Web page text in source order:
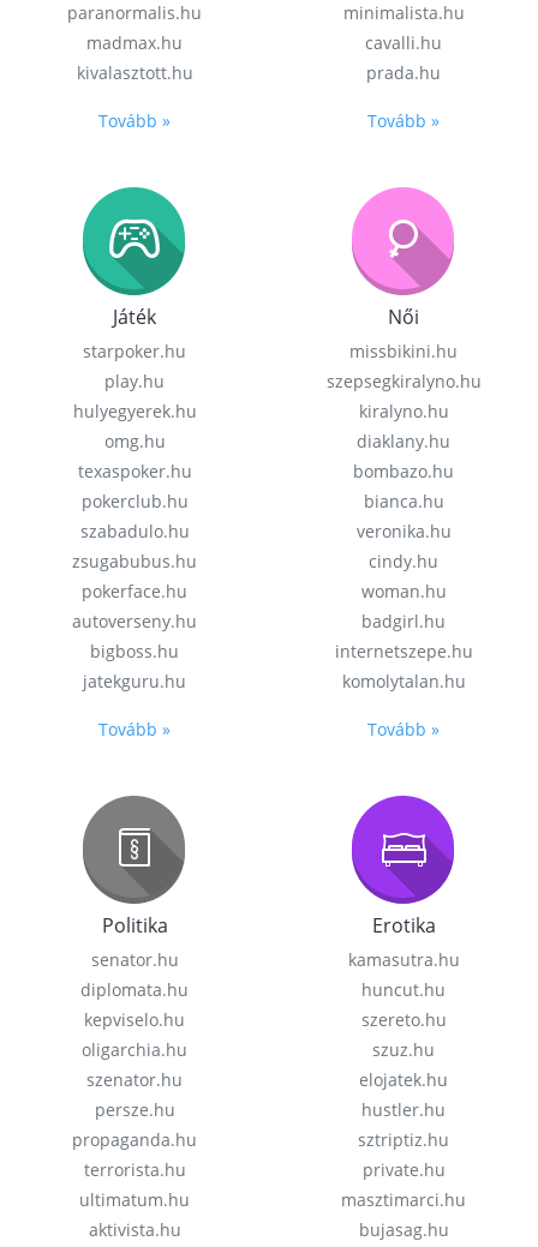
paranormalis.hu
madmax.hu
kivalasztott.hu
Tovább »
minimalista.hu
cavalli.hu
prada.hu
Tovább »
Játék
starpoker.hu
play.hu
hulyegyerek.hu
omg.hu
texaspoker.hu
pokerclub.hu
szabadulo.hu
zsugabubus.hu
pokerface.hu
autoverseny.hu
bigboss.hu
jatekguru.hu
Tovább »
Női
missbikini.hu
szepsegkiralyno.hu
kiralyno.hu
diaklany.hu
bombazo.hu
bianca.hu
veronika.hu
cindy.hu
woman.hu
badgirl.hu
internetszepe.hu
komolytalan.hu
Tovább »
Politika
senator.hu
diplomata.hu
kepviselo.hu
oligarchia.hu
szenator.hu
persze.hu
propaganda.hu
terrorista.hu
ultimatum.hu
aktivista.hu
Erotika
kamasutra.hu
huncut.hu
szereto.hu
szuz.hu
elojatek.hu
hustler.hu
sztriptiz.hu
private.hu
masztimarci.hu
bujasag.hu